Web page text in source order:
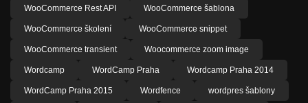
WooCommerce Rest API WooCommerce šablona
WooCommerce školení WooCommerce snippet
WooCommerce transient Woocommerce zoom image
Wordcamp WordCamp Praha Wordcamp Praha 2014
WordCamp Praha 2015 Wordfence wordpres šablony